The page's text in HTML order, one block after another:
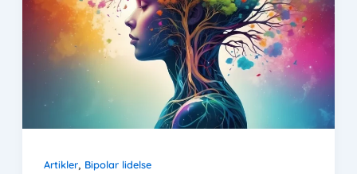
Artikler, Bipolar lidelse